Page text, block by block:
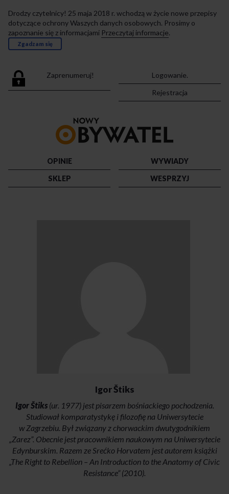
Drodzy czytelnicy! 25 maja 2018 r. wchodzą w życie nowe przepisy
dotyczące ochrony Waszych danych osobowych. Prosimy o
zapoznanie się z informacjami Przeczytaj informacje.
Zgadzam się
Zaprenumeruj!
Logowanie.
Rejestracja
strony
OPINIE
WYWIADY
SKLEP
WESPRZYJ
Igor Štiks
Igor Štiks(ur. 1977) jest pisarzem bośniackiego pochodzenia.
Studiował komparatystykę i filozofię na Uniwersytecie
w Zagrzebiu. Był związany z chorwackim dwutygodnikiem
„Zarez”. Obecnie jest pracownikiem naukowym na Uniwersytecie
Edynburskim. Razem ze Srećko Horvatem jest autorem książki
„The Right to Rebellion – An Introduction to the Anatomy of Civic
Resistance” (2010).